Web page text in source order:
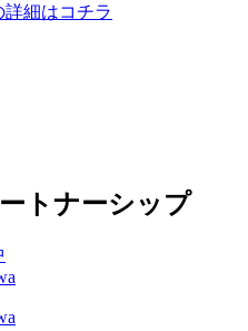
細はコチラ
トナーシップ